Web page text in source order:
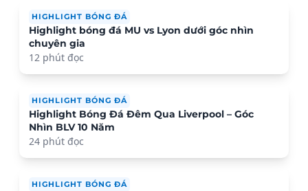
HIGHLIGHT BÓNG ĐÁ
Highlight bóng đá MU vs Lyon dưới góc nhìn
chuyên gia
12 phút đọc
HIGHLIGHT BÓNG ĐÁ
Highlight Bóng Đá Đêm Qua Liverpool – Góc
Nhìn BLV 10 Năm
24 phút đọc
HIGHLIGHT BÓNG ĐÁ